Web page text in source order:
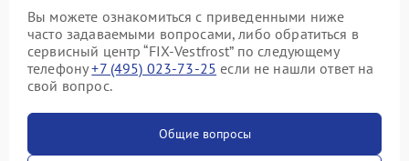
Вы можете ознакомиться с приведенными ниже
часто задаваемыми вопросами, либо обратиться в
сервисный центр “FIX-Vestfrost” по следующему
телефону+7 (495) 023-73-25 если не нашли ответ на
свой вопрос.
Общие вопросы